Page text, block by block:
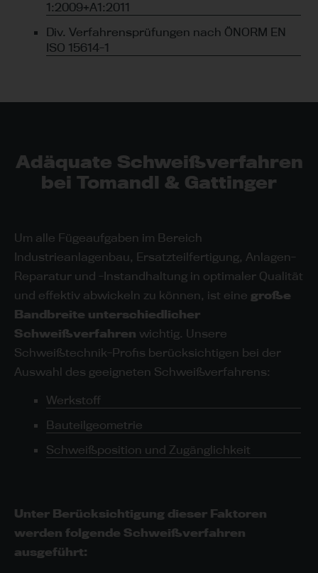
1:2009+A1:2011
Div. Verfahrensprüfungen nach ÖNORM EN
ISO 15614-1
Adäquate Schweißverfahren
bei Tomandl & Gattinger
Um alle Fügeaufgaben im Bereich
Industrieanlagenbau, Ersatzteilfertigung, Anlagen-
Reparatur und -Instandhaltung in optimaler Qualität
und effektiv abwickeln zu können, ist eine große
Bandbreite unterschiedlicher
Schweißverfahren wichtig. Unsere
Schweißtechnik-Profis berücksichtigen bei der
Auswahl des geeigneten Schweißverfahrens:
Werkstoff
Bauteilgeometrie
Schweißposition und Zugänglichkeit
Unter Berücksichtigung dieser Faktoren
werden folgende Schweißverfahren
ausgeführt: